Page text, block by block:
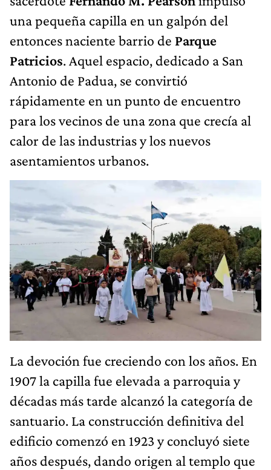
una pequeña capilla en un galpón del
entonces naciente barrio de Parque
Patricios. Aquel espacio, dedicado a San
Antonio de Padua, se convirtió
rápidamente en un punto de encuentro
para los vecinos de una zona que crecía al
calor de las industrias y los nuevos
asentamientos urbanos.
La devoción fue creciendo con los años. En
1907 la capilla fue elevada a parroquia y
décadas más tarde alcanzó la categoría de
santuario. La construcción definitiva del
edificio comenzó en 1923 y concluyó siete
años después, dando origen al templo que